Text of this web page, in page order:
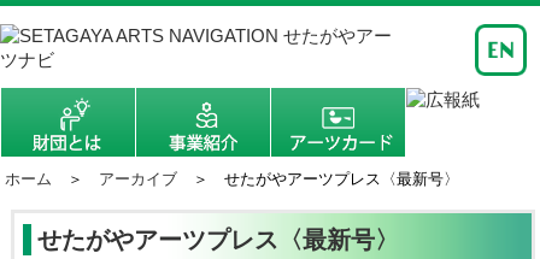
ホーム ＞ アーカイブ ＞ せたがやアーツプレス〈最新号〉
せたがやアーツプレス〈最新号〉